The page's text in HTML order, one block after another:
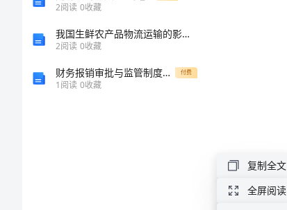
方：
_____________________
2阅读 0收藏
我国生鲜农产品物流运输的影响因素分析
2阅读 0收藏
财务报销审批与监管制度范文 付费
1阅读 0收藏
复制全文
全屏阅读